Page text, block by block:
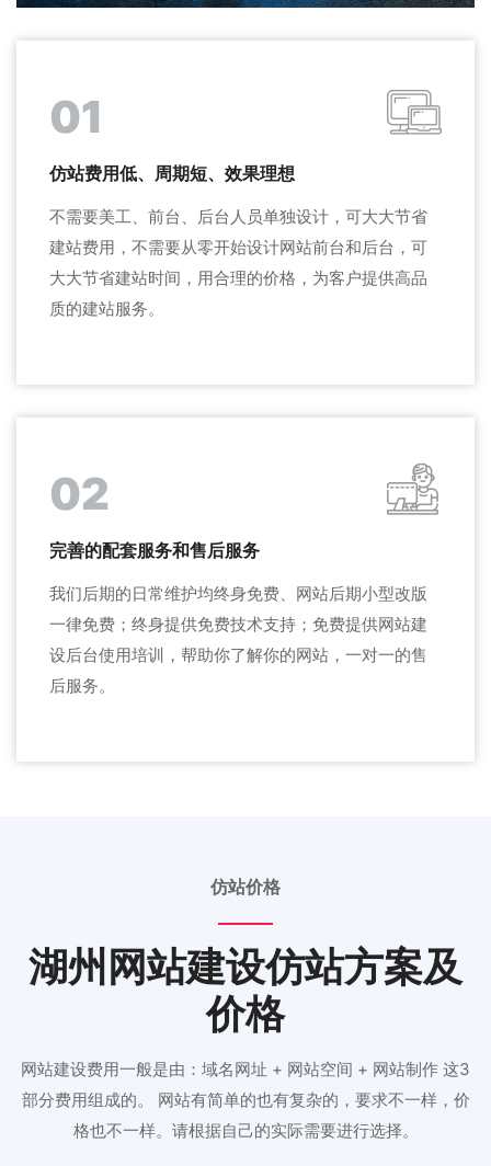
01
仿站费用低、周期短、效果理想
不需要美工、前台、后台人员单独设计，可大大节省
建站费用，不需要从零开始设计网站前台和后台，可
大大节省建站时间，用合理的价格，为客户提供高品
质的建站服务。
02
完善的配套服务和售后服务
我们后期的日常维护均终身免费、网站后期小型改版
一律免费；终身提供免费技术支持；免费提供网站建
设后台使用培训，帮助你了解你的网站，一对一的售
后服务。
仿站价格
湖州网站建设仿站方案及
价格
网站建设费用一般是由：域名网址 + 网站空间 + 网站制作 这3
部分费用组成的。 网站有简单的也有复杂的，要求不一样，价
格也不一样。请根据自己的实际需要进行选择。